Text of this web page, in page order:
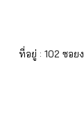
ที่อยู่ : 102 ซอ